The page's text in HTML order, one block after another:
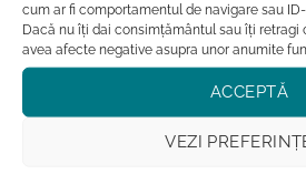
cum ar fi comportamentul de navigare sau
Dacă nu îți dai consimțământul sau îți
avea afecte negative asupra unor anumite
ACCEPTĂ
VEZI
variații.
Opțiunile
pot
fi